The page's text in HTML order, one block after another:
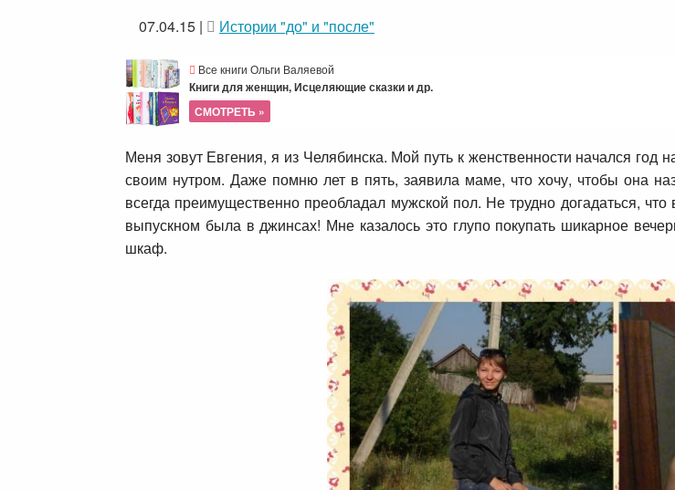
07.04.15 | Истории "до" и "после"
Все книги Ольги Валяевой
Книги для женщин, Исцеляющие сказки и др.
СМОТРЕТЬ »
Меня зовут Евгения, я из Челябинска. Мой путь к женственности начался год
своим нутром. Даже помню лет в пять, заявила маме, что хочу, чтобы она
всегда преимущественно преобладал мужской пол. Не трудно догадаться,
выпускном была в джинсах! Мне казалось это глупо покупать шикарное
шкаф.